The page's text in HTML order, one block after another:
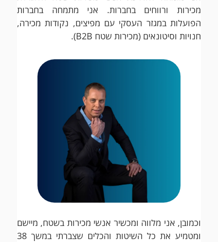
מכירות ורווחים בחברות. אני מתמחה בחברות
הפועלות במגזר העסקי עם מפיצים, נקודות מכירה,
חנויות וסיטונאים (מכירות שטח B2B).
וכמובן, אני מלווה ומכשיר אנשי מכירות בשטח, מיישם
ומטמיע את כל השיטות והכלים שצברתי במשך 38